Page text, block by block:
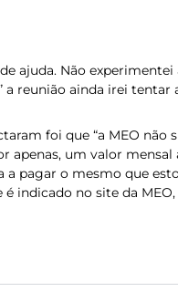
ajuda. Não
a reunião ainda irei tentar
foi que “a MEO
apenas, um valor
pagar o mesmo que
indicado no site da